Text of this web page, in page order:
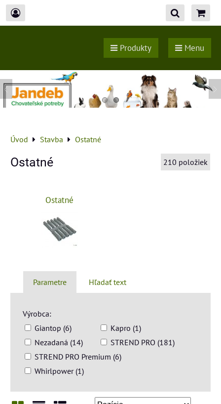
Produkty Menu
Úvod Stavba Ostatné
Ostatné 210 položiek
Ostatné
Parametre Hľadať text
Výrobca:
Giantop (6)
Kapro (1)
Nezadaná (14)
STREND PRO (181)
STREND PRO Premium (6)
Whirlpower (1)